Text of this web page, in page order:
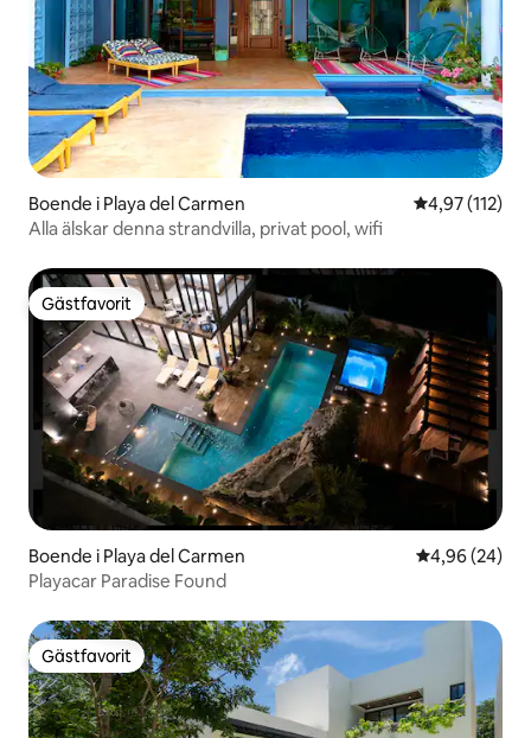
Boende i Playa del Carmen 4,97 av 5 i
4,97 (112)
Alla älskar denna strandvilla, privat pool, wifi
Gästfavorit
Gästfavorit
Boende i Playa del Carmen 4,96 av 5 i
4,96 (24)
Playacar Paradise Found
Gästfavorit
Gästfavorit